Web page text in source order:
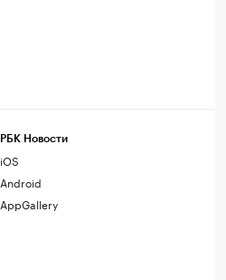
РБК Новости
iOS
Android
AppGallery